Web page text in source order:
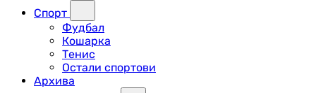
Спорт
Фудбал
Кошарка
Тенис
Остали спортови
Архива